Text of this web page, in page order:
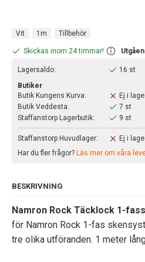
Vit 1m Tillbehör
Skickas inom 24 timmar!
Lagersaldo:
16 st
Butiker
Butik Kungens Kurva:
Ej i
Butik Veddesta:
7 st
Staffanstorp Lagerbutik:
9 st
Staffanstorp Huvudlager:
Ej i
Har du fler frågor? Läs mer om våra
BESKRIVNING
Namron Rock Täcklock 1-
för Namron Rock 1-fas
tre olika utföranden. 1 meter